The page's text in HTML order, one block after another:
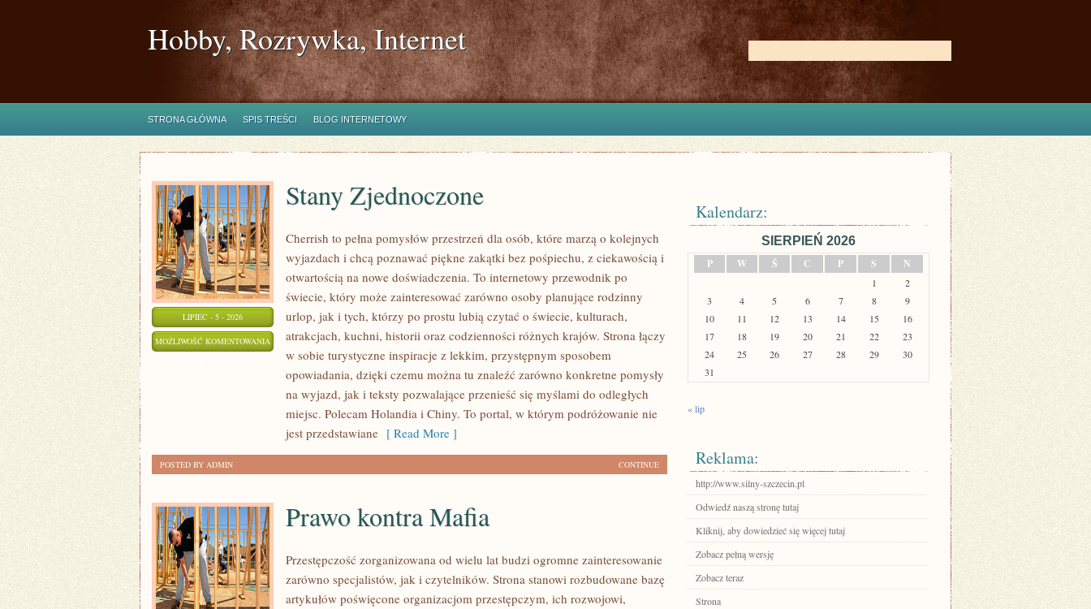
Hobby, Rozrywka, Internet
STRONA GŁÓWNA SPIS TREŚCI BLOG INTERNETOWY
LIPIEC - 5 - 2026
MOŻLIWOŚĆ KOMENTOWANIA STANY
ZJEDNOCZONE
Stany Zjednoczone
Cherrish to pełna pomysłów przestrzeń dla osób, które marzą o kolejnych
wyjazdach i chcą poznawać piękne zakątki bez pośpiechu, z ciekawością i
otwartością na nowe doświadczenia. To internetowy przewodnik po
świecie, który może zainteresować zarówno osoby planujące rodzinny
urlop, jak i tych, którzy po prostu lubią czytać o świecie, kulturach,
atrakcjach, kuchni, historii oraz codzienności różnych krajów. Strona łączy
w sobie turystyczne inspiracje z lekkim, przystępnym sposobem
opowiadania, dzięki czemu można tu znaleźć zarówno konkretne pomysły
na wyjazd, jak i teksty pozwalające przenieść się myślami do odległych
miejsc. Polecam Holandia i Chiny. To portal, w którym podróżowanie nie
jest przedstawiane [ Read More ]
CONTINUE
POSTED BY ADMIN
Prawo kontra Mafia
Przestępczość zorganizowana od wielu lat budzi ogromne zainteresowanie
zarówno specjalistów, jak i czytelników. Strona stanowi rozbudowane bazę
artykułów poświęcone organizacjom przestępczym, ich rozwojowi,
Kalendarz:
SIERPIEŃ 2026
P
W Ś C P S N
1
2
3
4 5 6 7 8
9
10
11 12 13 14 15
16
17
18 19 20 21 22
23
24
25 26 27 28 29
30
31
« lip
Reklama:
http://www.silny-szczecin.pl
Odwiedź naszą stronę tutaj
Kliknij, aby dowiedzieć się więcej tutaj
Zobacz pełną wersję
Zobacz teraz
Strona